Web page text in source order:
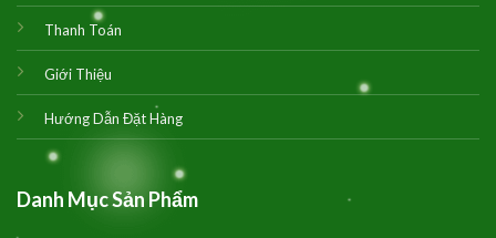
Thanh Toán
Giới Thiệu
Hướng Dẫn Đặt Hàng
Danh Mục Sản Phẩm